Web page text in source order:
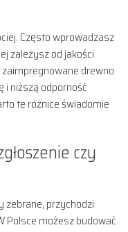
Często wprowadzasz
zależysz od jakości
drewno
i niższą odporność
te różnice świadomie
czy
zebrane, przychodzi
Polsce możesz budować